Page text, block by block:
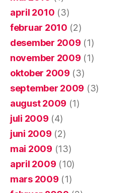
april 2010 (3)
februar 2010 (2)
desember 2009 (1)
november 2009 (1)
oktober 2009 (3)
september 2009 (3)
august 2009 (1)
juli 2009 (4)
juni 2009 (2)
mai 2009 (13)
april 2009 (10)
mars 2009 (1)